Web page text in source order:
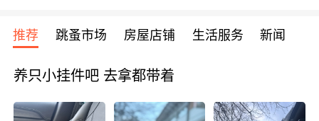
宾馆 108欧/天起
全程756欧/位
欧/天起 ~包拼房
每周铁发！
推荐 跳蚤市场 房屋店铺 生活服务 新闻
养只小挂件吧 去拿都带着